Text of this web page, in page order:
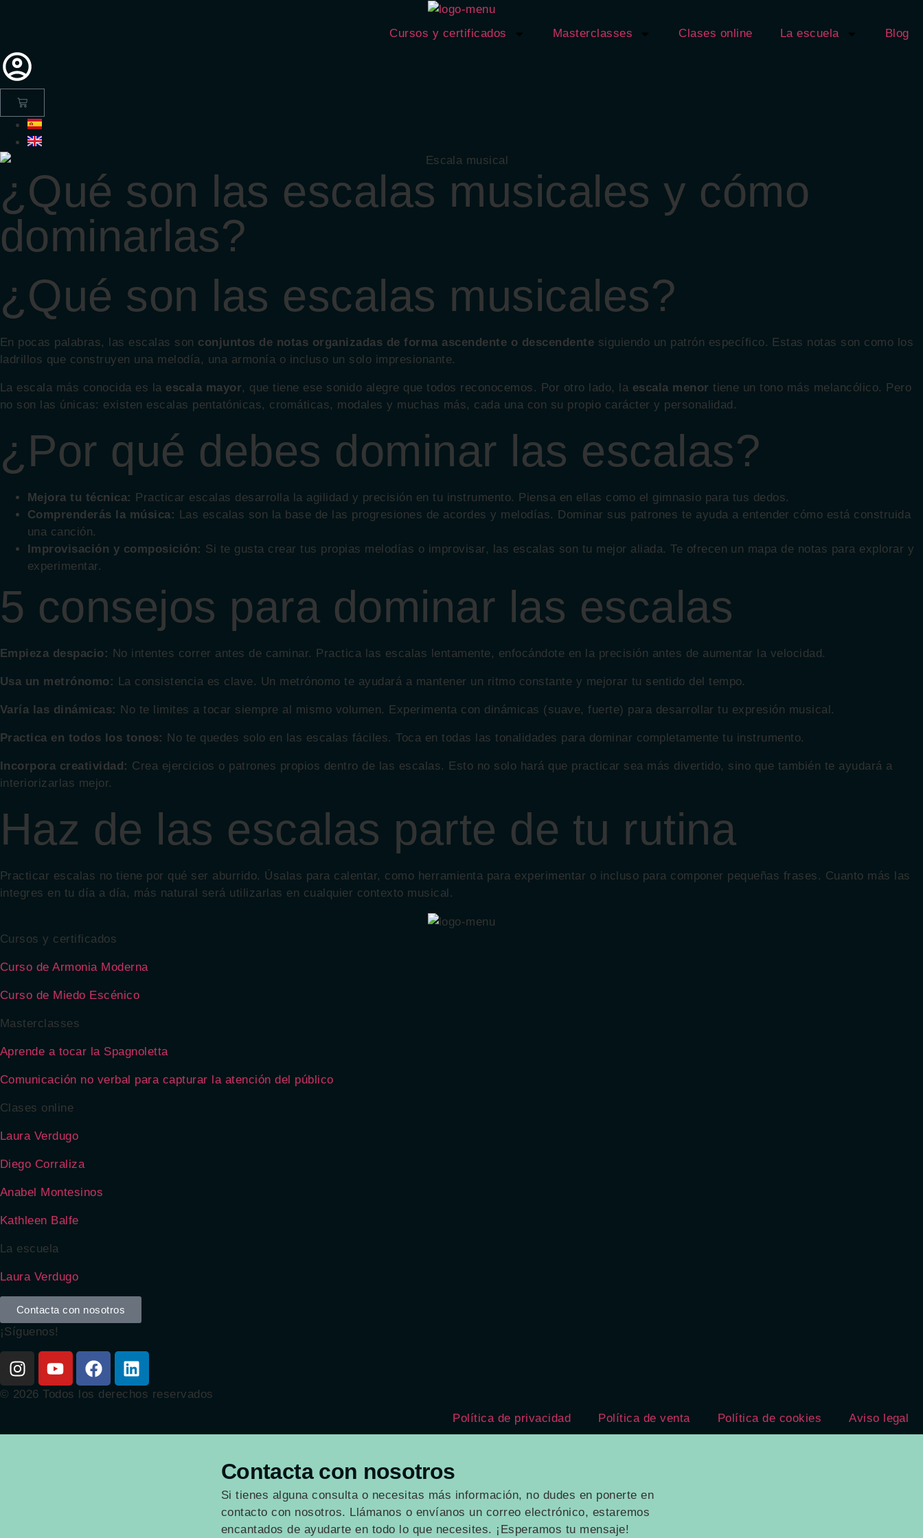
Cursos y certificados Masterclasses Clases online La escuela Blog
¿Qué son las escalas musicales y cómo
dominarlas?
¿Qué son las escalas musicales?
En pocas palabras, las escalas son conjuntos de notas organizadas de forma ascendente o descendente siguiendo un patrón específico. Estas notas son como los
ladrillos que construyen una melodía, una armonía o incluso un solo impresionante.
La escala más conocida es la escala mayor, que tiene ese sonido alegre que todos reconocemos. Por otro lado, la escala menor tiene un tono más melancólico. Pero
no son las únicas: existen escalas pentatónicas, cromáticas, modales y muchas más, cada una con su propio carácter y personalidad.
¿Por qué debes dominar las escalas?
Mejora tu técnica: Practicar escalas desarrolla la agilidad y precisión en tu instrumento. Piensa en ellas como el gimnasio para tus dedos.
Comprenderás la música: Las escalas son la base de las progresiones de acordes y melodías. Dominar sus patrones te ayuda a entender cómo está construida
una canción.
Improvisación y composición: Si te gusta crear tus propias melodías o improvisar, las escalas son tu mejor aliada. Te ofrecen un mapa de notas para explorar y
experimentar.
5 consejos para dominar las escalas
Empieza despacio: No intentes correr antes de caminar. Practica las escalas lentamente, enfocándote en la precisión antes de aumentar la velocidad.
Usa un metrónomo: La consistencia es clave. Un metrónomo te ayudará a mantener un ritmo constante y mejorar tu sentido del tempo.
Varía las dinámicas: No te limites a tocar siempre al mismo volumen. Experimenta con dinámicas (suave, fuerte) para desarrollar tu expresión musical.
Practica en todos los tonos: No te quedes solo en las escalas fáciles. Toca en todas las tonalidades para dominar completamente tu instrumento.
Incorpora creatividad: Crea ejercicios o patrones propios dentro de las escalas. Esto no solo hará que practicar sea más divertido, sino que también te ayudará a
interiorizarlas mejor.
Haz de las escalas parte de tu rutina
Practicar escalas no tiene por qué ser aburrido. Úsalas para calentar, como herramienta para experimentar o incluso para componer pequeñas frases. Cuanto más las
integres en tu día a día, más natural será utilizarlas en cualquier contexto musical.
Cursos y certificados
Curso de Armonia Moderna
Curso de Miedo Escénico
Masterclasses
Aprende a tocar la Spagnoletta
Comunicación no verbal para capturar la atención del público
Clases online
Laura Verdugo
Diego Corraliza
Anabel Montesinos
Kathleen Balfe
La escuela
Laura Verdugo
Contacta con nosotros
¡Síguenos!
© 2026 Todos los derechos reservados
Política de privacidad
Política de venta Política de cookies Aviso legal
Contacta con nosotros
Si tienes alguna consulta o necesitas más información, no dudes en ponerte en
contacto con nosotros. Llámanos o envíanos un correo electrónico, estaremos
encantados de ayudarte en todo lo que necesites. ¡Esperamos tu mensaje!